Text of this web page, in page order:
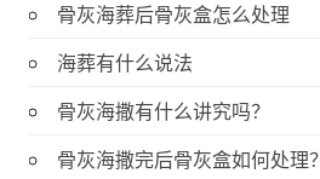
骨灰海葬后骨灰盒怎么处理
海葬有什么说法
骨灰海撒有什么讲究吗？
骨灰海撒完后骨灰盒如何处理？